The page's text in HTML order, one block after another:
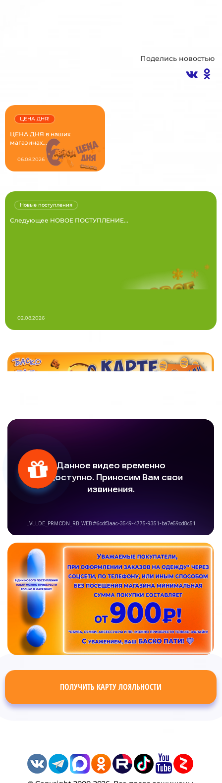
Поделись новостью
ЦЕНА ДНЯ в наших
магазинах...
ЦЕНА ДНЯ!
06.08.2026
Следующее НОВОЕ ПОСТУПЛЕНИЕ...
Новые поступления
02.08.2026
ПОЛУЧИТЬ КАРТУ ЛОЯЛЬНОСТИ